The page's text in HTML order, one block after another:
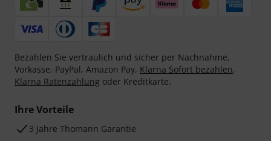
Bezahlen Sie vertraulich und sicher per Nachnahme,
Vorkasse, PayPal, Amazon Pay, Klarna Sofort bezahlen,
Klarna Ratenzahlung oder Kreditkarte.
Ihre Vorteile
3 Jahre Thomann Garantie